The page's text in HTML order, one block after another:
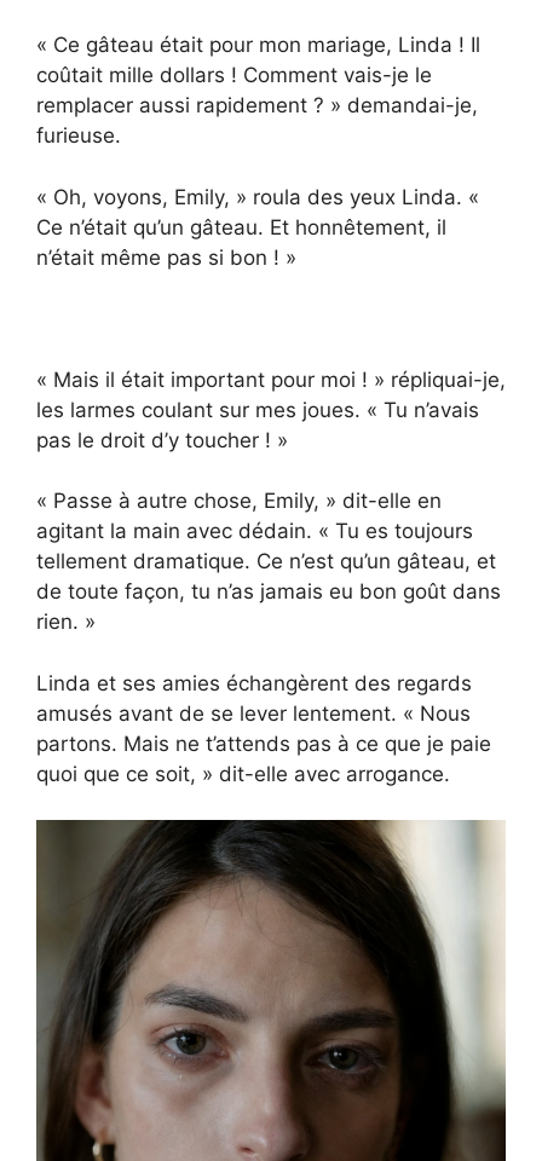
« Ce gâteau était pour mon mariage, Linda ! Il
coûtait mille dollars ! Comment vais-je le
remplacer aussi rapidement ? » demandai-je,
furieuse.
« Oh, voyons, Emily, » roula des yeux Linda. «
Ce n’était qu’un gâteau. Et honnêtement, il
n’était même pas si bon ! »
« Mais il était important pour moi ! » répliquai-je,
les larmes coulant sur mes joues. « Tu n’avais
pas le droit d’y toucher ! »
« Passe à autre chose, Emily, » dit-elle en
agitant la main avec dédain. « Tu es toujours
tellement dramatique. Ce n’est qu’un gâteau, et
de toute façon, tu n’as jamais eu bon goût dans
rien. »
Linda et ses amies échangèrent des regards
amusés avant de se lever lentement. « Nous
partons. Mais ne t’attends pas à ce que je paie
quoi que ce soit, » dit-elle avec arrogance.